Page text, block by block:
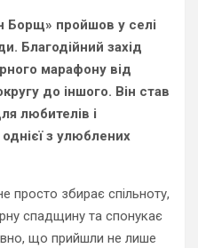
Борщ» пройшов у селі
Благодійний захід
марафону від
до іншого. Він став
любителів і
з улюблених
просто збирає спільноту,
спадщину та спонукає
що прийшли не лише